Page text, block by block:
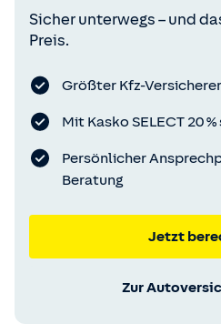
Sicher unterwegs – und
Preis.
Größter Kfz-
Mit Kasko SELECT 20
Persönlicher
Beratung
Jetzt
Zur